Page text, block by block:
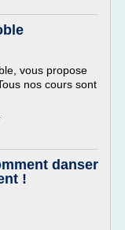
vous propose
nos cours sont
danser
!